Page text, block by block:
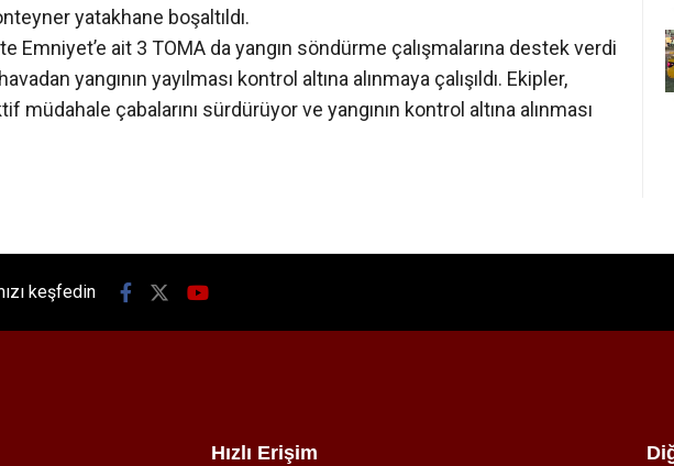
yatakhane boşaltıldı.
Emniyet’e ait 3 TOMA da yangın söndürme çalışmalarına destek verdi
yangının yayılması kontrol altına alınmaya çalışıldı. Ekipler,
müdahale çabalarını sürdürüyor ve yangının kontrol altına alınması
keşfedin
Hızlı Erişim